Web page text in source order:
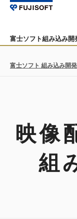
富士ソフト組み込み開
富士ソフト 組み込み開
映像
組